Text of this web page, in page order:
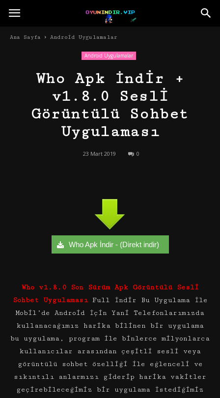
Ana Sayfa Android Uygulamalar
Android Uygulamalar
Who Apk İndir +
v1.8.0 Sesli
Görüntülü Sohbet
Uygulaması
23 Mart 2019 0
Who Apk İndir - (Direkt indir)
Who v1.8.0 Son Sürüm Apk Görüntülü Sesli
Sohbet UygulamasıFull İndir Bu Uygulama İle
Mobil’de Android İçin Yani Telefonlarımızda
kullanacağımız harika bilinen bir uygulama
bu uygulama, program ile binlerce milyonlarca
kullanıcılar arasından çeşitli sesli veya
görüntülü sohbet özelliği ile eğlenceli ve
sıkıntılı anlarmızı giderip harika vakitler
geçirebileceğimiz bir uygulama İstediğimiz